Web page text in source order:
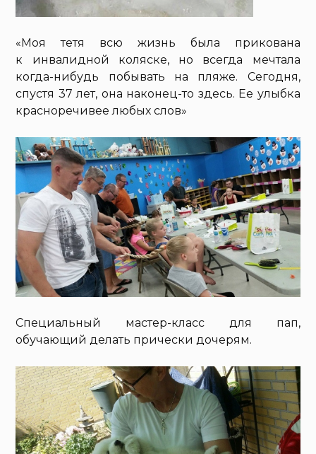
«Моя тетя всю жизнь была прикована
к инвалидной коляске, но всегда мечтала
когда-нибудь побывать на пляже. Сегодня,
спустя 37 лет, она наконец-то здесь. Ее улыбка
красноречивее любых слов»
Специальный мастер-класс для пап,
обучающий делать прически дочерям.